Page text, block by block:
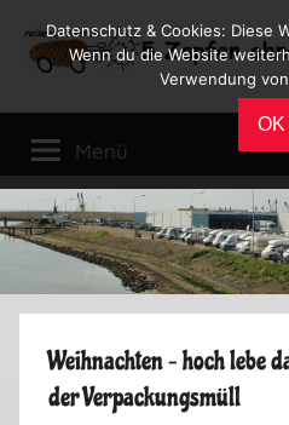
Inhalt
Reiseblog
Leben
im
Wohnmobil
Menü
Weihnachten – hoch lebe
der Verpackungsmüll
Datenschutz & Cookies: Diese
Wenn du die Website
Verwendung
OK